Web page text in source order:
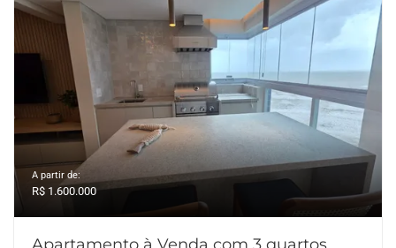
A partir de:
R$ 1.600.000